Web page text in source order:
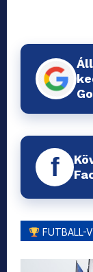
f
FUTBALL-